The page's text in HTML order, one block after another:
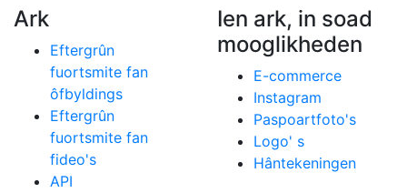
Ark
Eftergrûn
fuortsmite fan
ôfbyldings
Eftergrûn
fuortsmite fan
fideo's
API
Ien ark, in soad
mooglikheden
E-commerce
Instagram
Paspoartfoto's
Logo' s
Hântekeningen